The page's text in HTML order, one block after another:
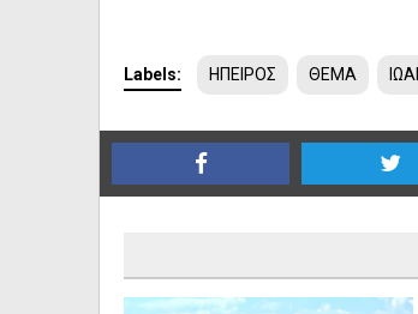
Labels: ΗΠΕΙΡΟΣ ΘΕΜΑ